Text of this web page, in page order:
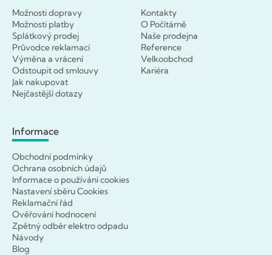
Možnosti dopravy
Možnosti platby
Splátkový prodej
Průvodce reklamací
Výměna a vrácení
Odstoupit od smlouvy
Jak nakupovat
Nejčastější dotazy
Kontakty
O Počítárně
Naše prodejna
Reference
Velkoobchod
Kariéra
Informace
Obchodní podmínky
Ochrana osobních údajů
Informace o používání cookies
Nastavení sběru Cookies
Reklamační řád
Ověřování hodnocení
Zpětný odběr elektro odpadu
Návody
Blog